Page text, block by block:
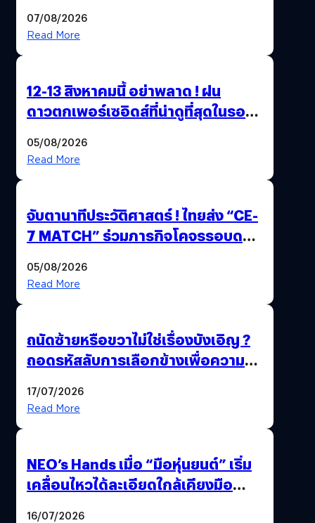
07/08/2026
Read More
12-13 สิงหาคมนี้ อย่าพลาด ! ฝน
ดาวตกเพอร์เซอิดส์ที่น่าดูที่สุดในรอบ
05/08/2026
Read More
จับตานาทีประวัติศาสตร์ ! ไทยส่ง “CE-
7 MATCH” ร่วมภารกิจโคจรรอบดวง
นสู่อวกาศ 24 สิงหาคมนี้
05/08/2026
Read More
ถนัดซ้ายหรือขวาไม่ใช่เรื่องบังเอิญ ?
ถอดรหัสลับการเลือกข้างเพื่อความ
17/07/2026
Read More
NEO’s Hands เมื่อ “มือหุ่นยนต์” เริ่ม
เคลื่อนไหวได้ละเอียดใกล้เคียงมือ
16/07/2026